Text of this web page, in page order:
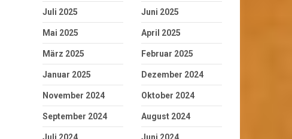
Juli 2025 Juni 2025
Mai 2025 April 2025
März 2025 Februar 2025
Januar 2025 Dezember 2024
November 2024 Oktober 2024
September 2024 August 2024